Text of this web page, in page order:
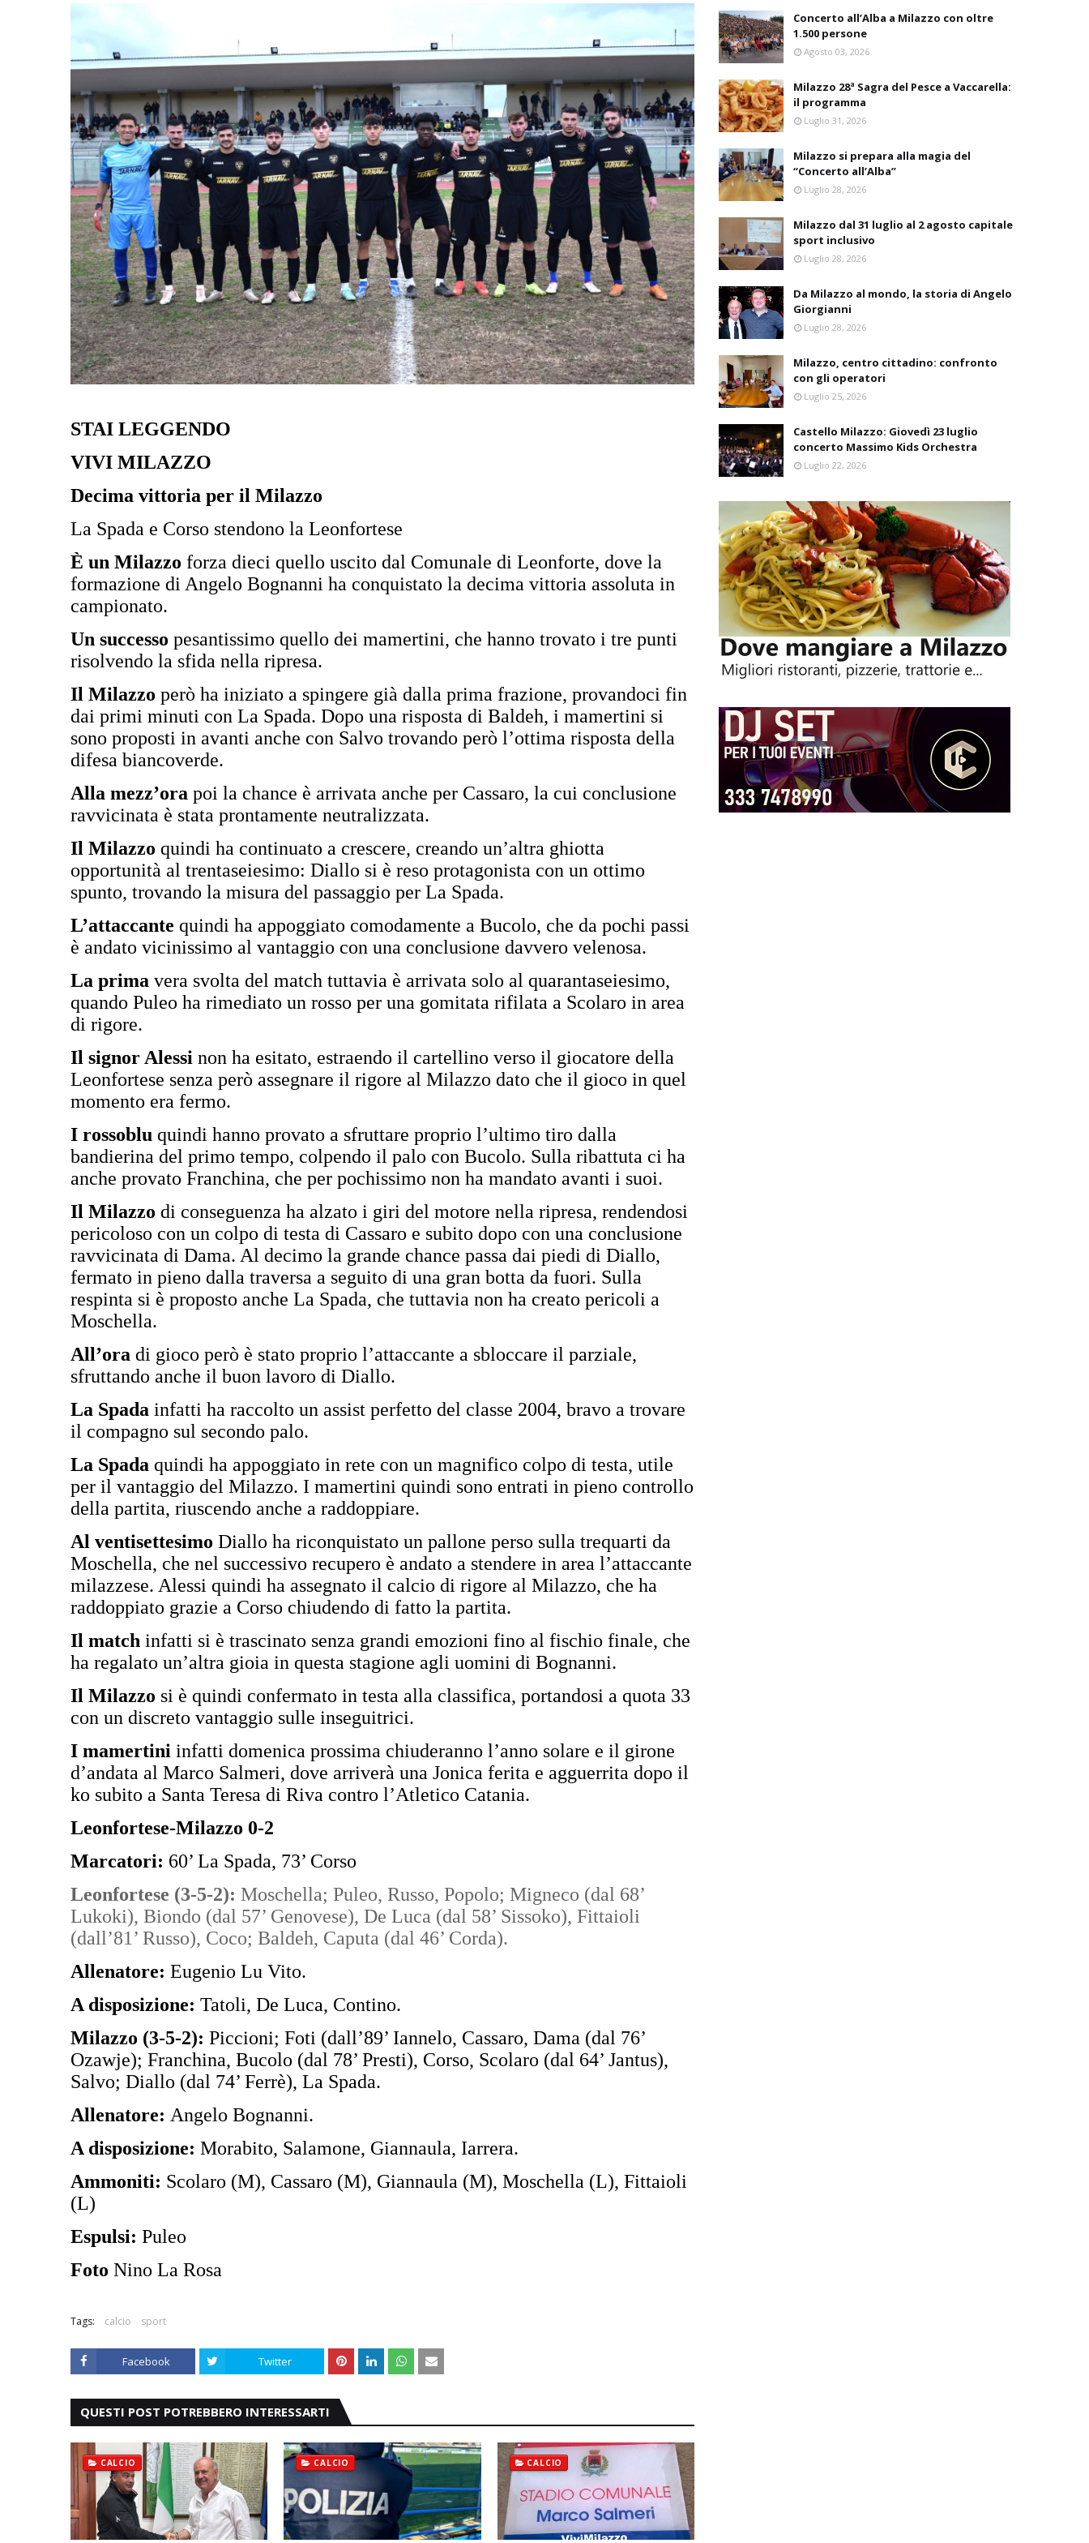
STAI LEGGENDO
VIVI MILAZZO
Decima vittoria per il Milazzo
La Spada e Corso stendono la Leonfortese
È un Milazzo forza dieci quello uscito dal Comunale di Leonforte, dove la
formazione di Angelo Bognanni ha conquistato la decima vittoria assoluta in
campionato.
Un successo pesantissimo quello dei mamertini, che hanno trovato i tre punti
risolvendo la sfida nella ripresa.
Il Milazzo però ha iniziato a spingere già dalla prima frazione, provandoci fin
dai primi minuti con La Spada. Dopo una risposta di Baldeh, i mamertini si
sono proposti in avanti anche con Salvo trovando però l’ottima risposta della
difesa biancoverde.
Alla mezz’ora poi la chance è arrivata anche per Cassaro, la cui conclusione
ravvicinata è stata prontamente neutralizzata.
Il Milazzo quindi ha continuato a crescere, creando un’altra ghiotta
opportunità al trentaseiesimo: Diallo si è reso protagonista con un ottimo
spunto, trovando la misura del passaggio per La Spada.
L’attaccante quindi ha appoggiato comodamente a Bucolo, che da pochi passi
è andato vicinissimo al vantaggio con una conclusione davvero velenosa.
La prima vera svolta del match tuttavia è arrivata solo al quarantaseiesimo,
quando Puleo ha rimediato un rosso per una gomitata rifilata a Scolaro in area
di rigore.
Il signor Alessi non ha esitato, estraendo il cartellino verso il giocatore della
Leonfortese senza però assegnare il rigore al Milazzo dato che il gioco in quel
momento era fermo.
I rossoblu quindi hanno provato a sfruttare proprio l’ultimo tiro dalla
bandierina del primo tempo, colpendo il palo con Bucolo. Sulla ribattuta ci ha
anche provato Franchina, che per pochissimo non ha mandato avanti i suoi.
Il Milazzo di conseguenza ha alzato i giri del motore nella ripresa, rendendosi
pericoloso con un colpo di testa di Cassaro e subito dopo con una conclusione
ravvicinata di Dama. Al decimo la grande chance passa dai piedi di Diallo,
fermato in pieno dalla traversa a seguito di una gran botta da fuori. Sulla
respinta si è proposto anche La Spada, che tuttavia non ha creato pericoli a
Moschella.
All’ora di gioco però è stato proprio l’attaccante a sbloccare il parziale,
sfruttando anche il buon lavoro di Diallo.
La Spada infatti ha raccolto un assist perfetto del classe 2004, bravo a trovare
il compagno sul secondo palo.
La Spada quindi ha appoggiato in rete con un magnifico colpo di testa, utile
per il vantaggio del Milazzo. I mamertini quindi sono entrati in pieno controllo
della partita, riuscendo anche a raddoppiare.
Al ventisettesimo Diallo ha riconquistato un pallone perso sulla trequarti da
Moschella, che nel successivo recupero è andato a stendere in area l’attaccante
milazzese. Alessi quindi ha assegnato il calcio di rigore al Milazzo, che ha
raddoppiato grazie a Corso chiudendo di fatto la partita.
Il match infatti si è trascinato senza grandi emozioni fino al fischio finale, che
ha regalato un’altra gioia in questa stagione agli uomini di Bognanni.
Il Milazzo si è quindi confermato in testa alla classifica, portandosi a quota 33
con un discreto vantaggio sulle inseguitrici.
I mamertini infatti domenica prossima chiuderanno l’anno solare e il girone
d’andata al Marco Salmeri, dove arriverà una Jonica ferita e agguerrita dopo il
ko subito a Santa Teresa di Riva contro l’Atletico Catania.
Leonfortese-Milazzo 0-2
Marcatori: 60’ La Spada, 73’ Corso
Leonfortese (3-5-2): Moschella; Puleo, Russo, Popolo; Migneco (dal 68’
Lukoki), Biondo (dal 57’ Genovese), De Luca (dal 58’ Sissoko), Fittaioli
(dall’81’ Russo), Coco; Baldeh, Caputa (dal 46’ Corda).
Allenatore: Eugenio Lu Vito.
A disposizione: Tatoli, De Luca, Contino.
Milazzo (3-5-2): Piccioni; Foti (dall’89’ Iannelo, Cassaro, Dama (dal 76’
Ozawje); Franchina, Bucolo (dal 78’ Presti), Corso, Scolaro (dal 64’ Jantus),
Salvo; Diallo (dal 74’ Ferrè), La Spada.
Allenatore: Angelo Bognanni.
A disposizione: Morabito, Salamone, Giannaula, Iarrera.
Ammoniti: Scolaro (M), Cassaro (M), Giannaula (M), Moschella (L), Fittaioli
(L)
Espulsi: Puleo
Foto Nino La Rosa
Tags: calcio sport
Facebook Twitter
QUESTI POST POTREBBERO INTERESSARTI
CALCIO CALCIO CALCIO
Concerto all’Alba a Milazzo con oltre
1.500 persone
Agosto 03, 2026
Milazzo 28ª Sagra del Pesce a Vaccarella:
il programma
Luglio 31, 2026
Milazzo si prepara alla magia del
“Concerto all’Alba”
Luglio 28, 2026
Milazzo dal 31 luglio al 2 agosto capitale
sport inclusivo
Luglio 28, 2026
Da Milazzo al mondo, la storia di Angelo
Giorgianni
Luglio 28, 2026
Milazzo, centro cittadino: confronto
con gli operatori
Luglio 25, 2026
Castello Milazzo: Giovedì 23 luglio
concerto Massimo Kids Orchestra
Luglio 22, 2026